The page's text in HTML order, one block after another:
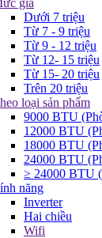
Dưới 7 triệu
Từ 7 - 9 triệu
Từ 9 - 12 triệu
Từ 12- 15 triệu
Từ 15- 20 triệu
Trên 20 triệu
loại sản phẩm
9000 BTU
12000 BTU
18000 BTU
24000 BTU
≥ 24000 BTU
năng
Inverter
Hai chiều
Wifi